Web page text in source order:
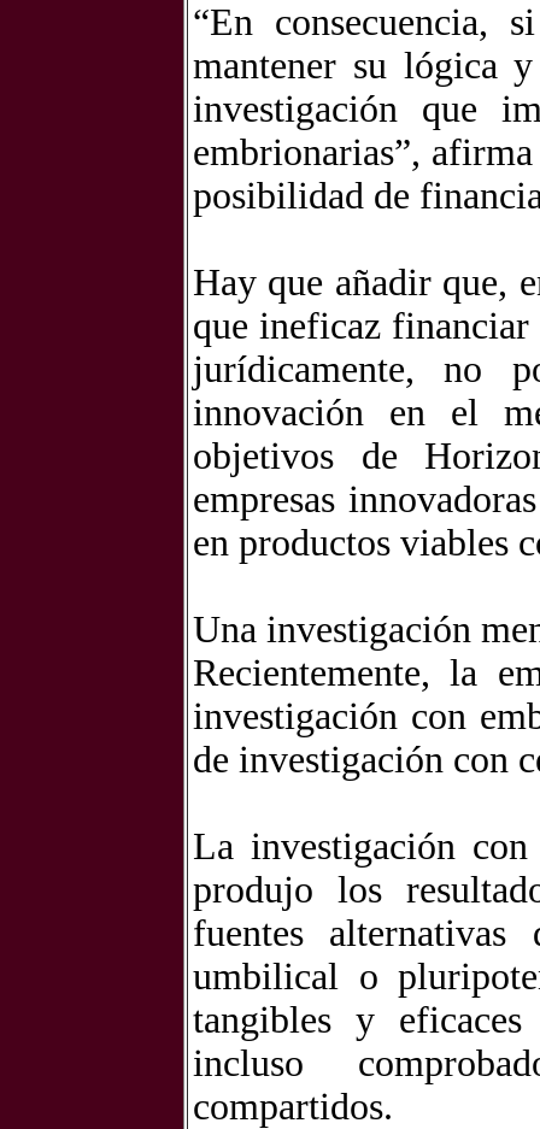
“En consecuencia,
mantener su lógica
investigación que
embrionarias”,
posibilidad de
Hay que añadir que,
que ineficaz financiar
jurídicamente, no
innovación en el
objetivos de
empresas
en productos viables
Una investigación
Recientemente, la
investigación con
de investigación con
La investigación con
produjo los
fuentes
umbilical o
tangibles y
incluso
compartidos.